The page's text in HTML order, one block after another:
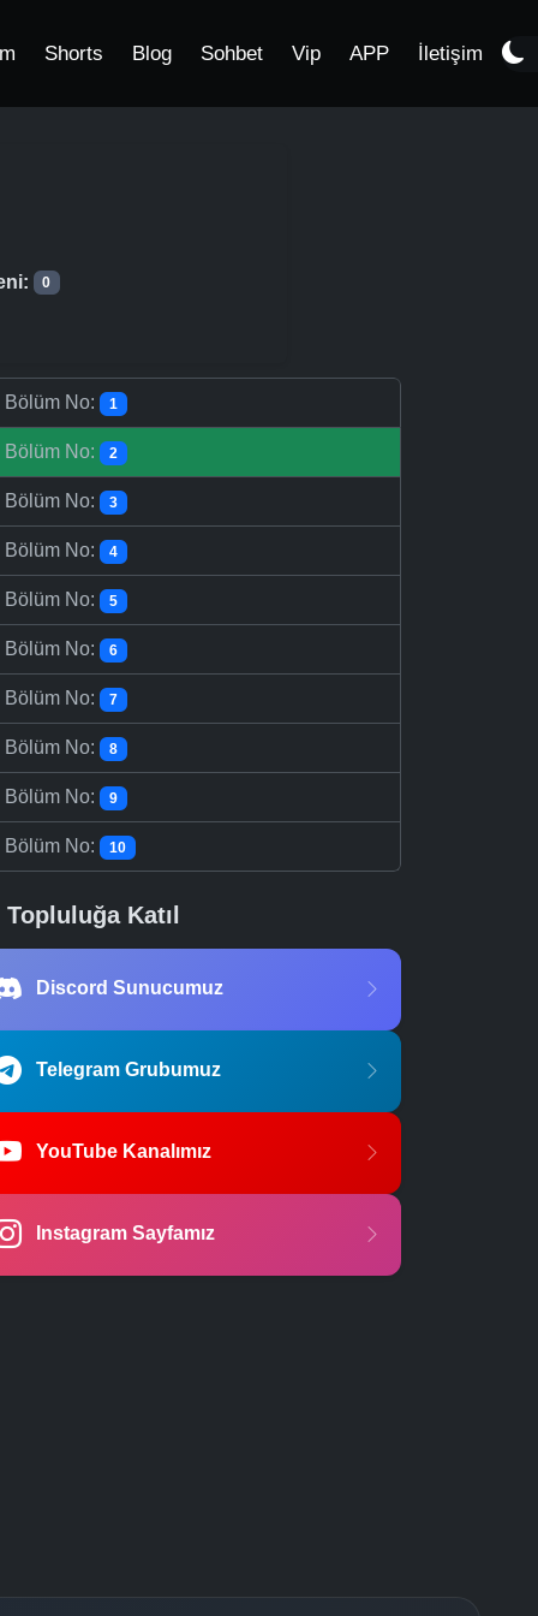
Shorts Blog Sohbet Vip APP İletişim
0
Bölüm No: 1
Bölüm No: 2
Bölüm No: 3
Bölüm No: 4
Bölüm No: 5
Bölüm No: 6
Bölüm No: 7
Bölüm No: 8
Bölüm No: 9
Bölüm No: 10
Topluluğa Katıl
Discord Sunucumuz
Telegram Grubumuz
YouTube Kanalımız
Instagram Sayfamız